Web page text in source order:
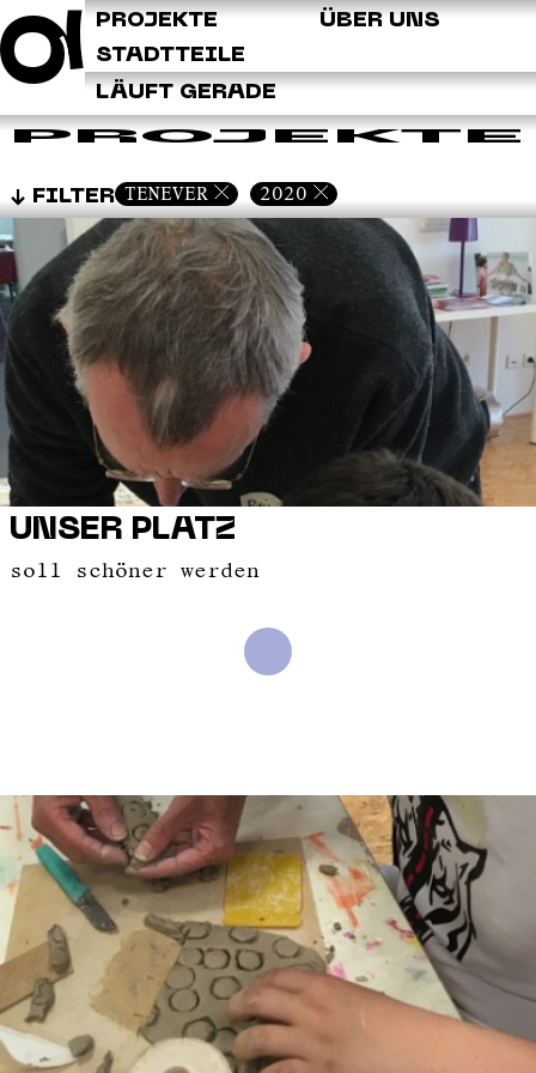
ÜBER UNS
PROJEKTE
STADTTEILE
LÄUFT GERADE
PROJEKTE
FILTER TENEVER 2020
UNSER PLATZ
soll schöner werden